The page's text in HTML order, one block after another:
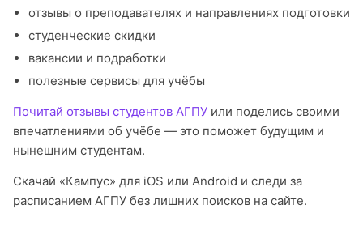
отзывы о преподавателях и направлениях подготовки
студенческие скидки
вакансии и подработки
полезные сервисы для учёбы
Почитай отзывы студентов АГПУ или поделись своими
впечатлениями об учёбе — это поможет будущим и
нынешним студентам.
Скачай «Кампус» для iOS или Android и следи за
расписанием АГПУ без лишних поисков на сайте.